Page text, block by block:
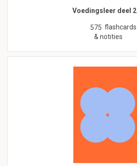
Voedingsleer deel 2
575 flashcards
& notities